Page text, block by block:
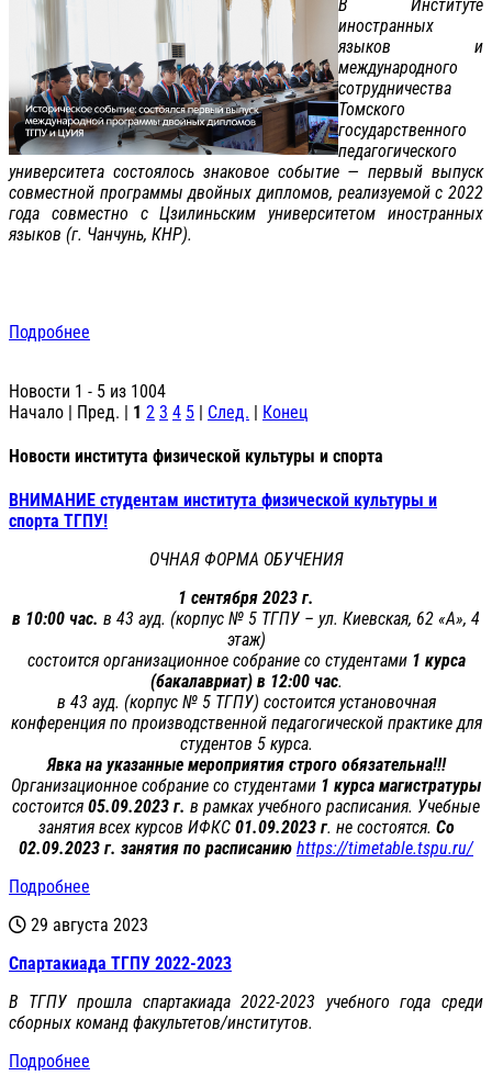
В Институте
иностранных
языков и
международного
сотрудничества
Томского
государственного
педагогического
университета состоялось знаковое событие — первый выпуск
совместной программы двойных дипломов, реализуемой с 2022
года совместно с Цзилиньским университетом иностранных
языков (г. Чанчунь, КНР).
Подробнее
Новости 1 - 5 из 1004
Начало | Пред. | 1 2 3 4 5 | След. | Конец
Новости института физической культуры и спорта
ВНИМАНИЕ студентам института физической культуры и
спорта ТГПУ!
ОЧНАЯ ФОРМА ОБУЧЕНИЯ
1 сентября 2023 г.
в 10:00 час. в 43 ауд. (корпус № 5 ТГПУ – ул. Киевская, 62 «А», 4
этаж)
состоится организационное собрание со студентами 1 курса
(бакалавриат) в 12:00 час.
в 43 ауд. (корпус № 5 ТГПУ) состоится установочная
конференция по производственной педагогической практике для
студентов 5 курса.
Явка на указанные мероприятия строго обязательна!!!
Организационное собрание со студентами 1 курса магистратуры
состоится 05.09.2023 г. в рамках учебного расписания. Учебные
занятия всех курсов ИФКС 01.09.2023 г. не состоятся. Со
02.09.2023 г. занятия по расписанию https://timetable.tspu.ru/
Подробнее
29 августа 2023
Спартакиада ТГПУ 2022-2023
В ТГПУ прошла спартакиада 2022-2023 учебного года среди
сборных команд факультетов/институтов.
Подробнее